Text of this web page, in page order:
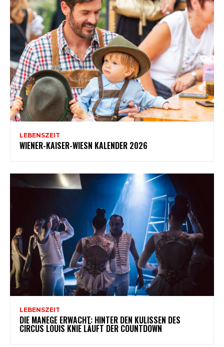
LEBENSZEIT
WIENER-KAISER-WIESN KALENDER 2026
LEBENSZEIT
DIE MANEGE ERWACHT: HINTER DEN KULISSEN DES
CIRCUS LOUIS KNIE LÄUFT DER COUNTDOWN